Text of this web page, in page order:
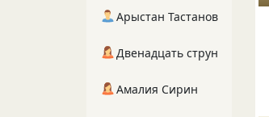
Арыстан Тастанов
Двенадцать струн
Амалия Сирин